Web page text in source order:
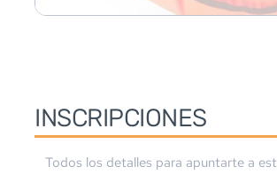
INSCRIPCIONES
Todos los detalles para apuntarte a